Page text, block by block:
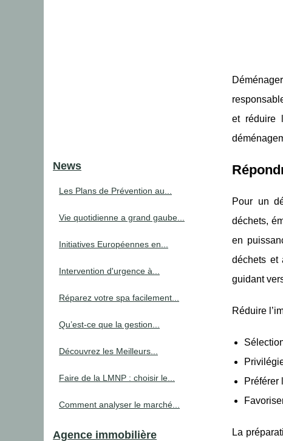
et réduire
Pour un
déchets,
en
déchets et
guidant
Réduire
Préférer
La
News
Les Plans de Prévention au...
Vie quotidienne a grand gaube...
Initiatives Européennes en...
Intervention d'urgence à...
Réparez votre spa facilement...
Qu’est-ce que la gestion...
Découvrez les Meilleurs...
Faire de la LMNP : choisir le...
Comment analyser le marché...
Agence immobilière